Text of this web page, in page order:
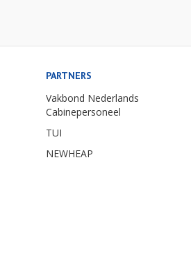
PARTNERS
Vakbond Nederlands
Cabinepersoneel
TUI
NEWHEAP